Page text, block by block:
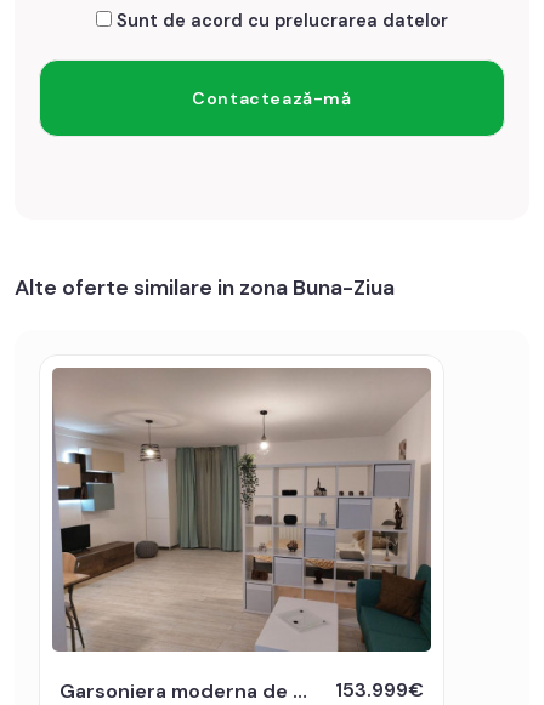
Sunt de acord cu prelucrarea datelor
Alte oferte similare in zona Buna-Ziua
Garsoniera moderna de vanzare in Buna Ziua zona Sigma Shopping Center 153.999€